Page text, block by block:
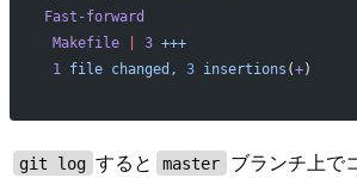
Fast-forward
Makefile | 3 +++
1
file changed, 3 insertions (+)
git log すると master ブランチ上で